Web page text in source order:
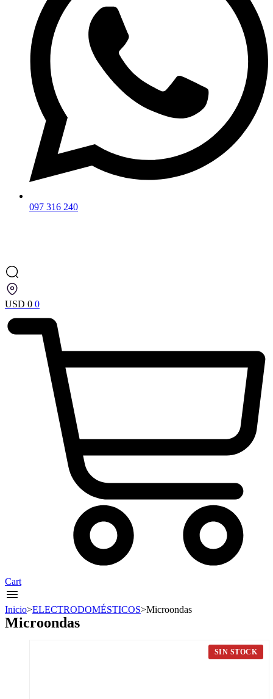
097 316 240
USD 0 0
Cart
Inicio>ELECTRODOMÉSTICOS>Microondas
Microondas
SIN STOCK